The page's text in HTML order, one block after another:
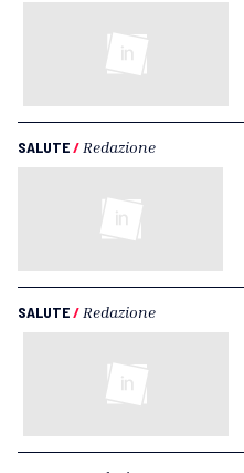
SALUTE/ Redazione
SALUTE/ Redazione